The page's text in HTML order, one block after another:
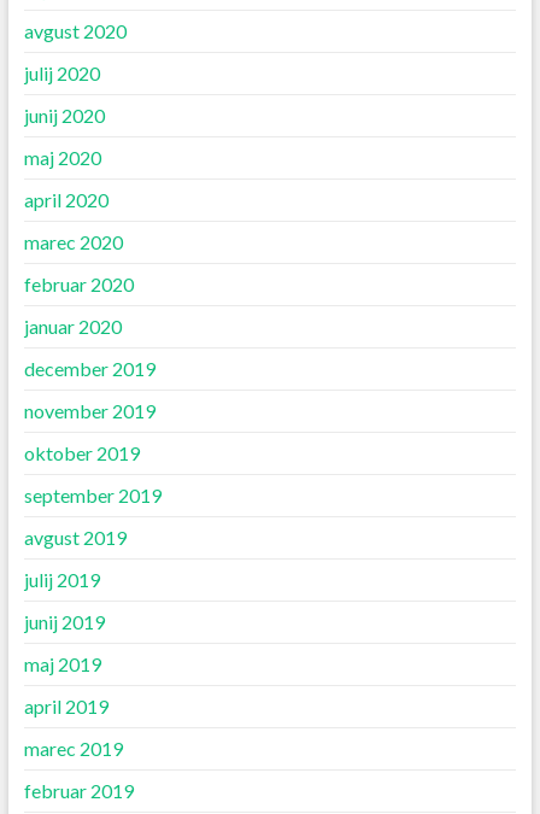
avgust 2020
julij 2020
junij 2020
maj 2020
april 2020
marec 2020
februar 2020
januar 2020
december 2019
november 2019
oktober 2019
september 2019
avgust 2019
julij 2019
junij 2019
maj 2019
april 2019
marec 2019
februar 2019